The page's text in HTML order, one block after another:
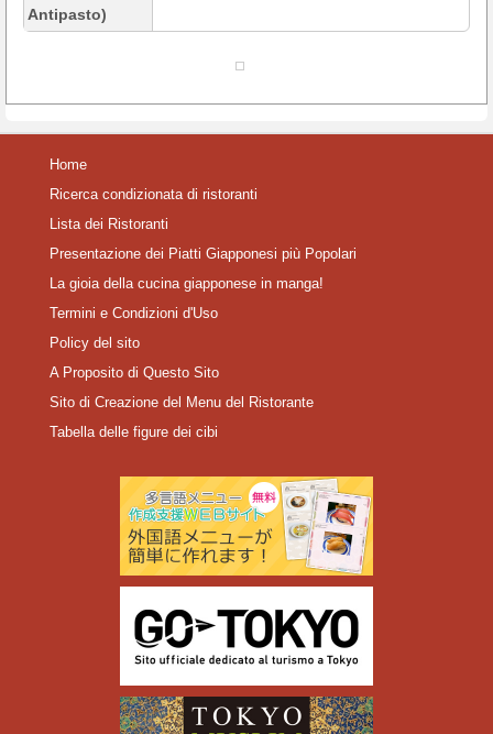
Antipasto)
Home
Ricerca condizionata di ristoranti
Lista dei Ristoranti
Presentazione dei Piatti Giapponesi più Popolari
La gioia della cucina giapponese in manga!
Termini e Condizioni d'Uso
Policy del sito
A Proposito di Questo Sito
Sito di Creazione del Menu del Ristorante
Tabella delle figure dei cibi